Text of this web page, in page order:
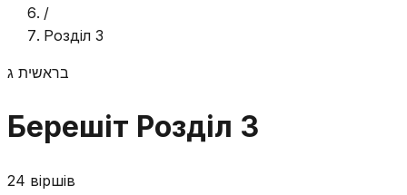
/
Розділ 3
בראשית ג
Берешіт Розділ 3
24 віршів